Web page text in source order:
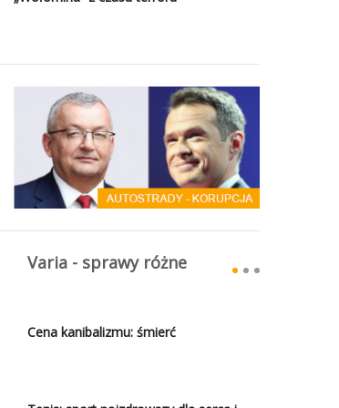
Varia - sprawy różne
Cena kanibalizmu: śmierć